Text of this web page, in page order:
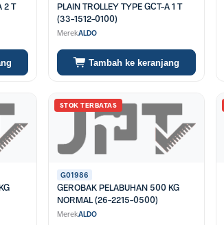
2 T
PLAIN TROLLEY TYPE GCT-A 1 T
(33-1512-0100)
MerekALDO
Tambah ke keranjang
STOK TERBATAS
G01986
GEROBAK PELABUHAN 500 KG
NORMAL (26-2215-0500)
MerekALDO